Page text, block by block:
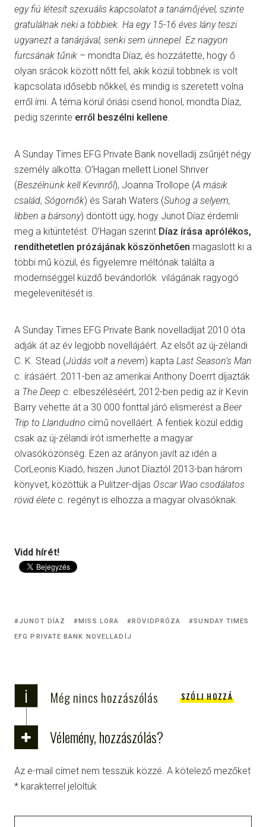
egy fiú létesít szexuális kapcsolatot a tanárnőjével, szinte
gratulálnak neki a többiek. Ha egy 15-16 éves lány teszi
ugyanezt a tanárjával, senki sem ünnepel. Ez nagyon
furcsának tűnik – mondta Díaz, és hozzátette, hogy ő
olyan srácok között nőtt fel, akik közül többnek is volt
kapcsolata idősebb nőkkel, és mindig is szeretett volna
erről írni. A téma körül óriási csend honol, mondta Díaz,
pedig szerinte erről beszélni kellene.
A Sunday Times EFG Private Bank novelladíj zsűrijét négy
személy alkotta: O’Hagan mellett Lionel Shriver
(Beszélnünk kell Kevinről), Joanna Trollope (A másik
család, Sógornők) és Sarah Waters (Suhog a selyem,
libben a bársony) döntött úgy, hogy Junot Díaz érdemli
meg a kitüntetést. O’Hagan szerint Díaz írása aprólékos,
rendíthetetlen prózájának köszönhetően magaslott ki a
többi mű közül, és figyelemre méltónak találta a
modernséggel küzdő bevándorlók világának ragyogó
megelevenítését is.
A Sunday Times EFG Private Bank novelladíjat 2010 óta
adják át az év legjobb novellájáért. Az elsőt az új-zélandi
C. K. Stead (Júdás volt a nevem) kapta Last Season’s Man
c. írásáért. 2011-ben az amerikai Anthony Doerrt díjazták
a The Deep c. elbeszéléséért, 2012-ben pedig az ír Kevin
Barry vehette át a 30 000 fonttal járó elismerést a Beer
Trip to Llandudno című novelláért. A fentiek közül eddig
csak az új-zélandi írót ismerhette a magyar
olvasóközönség. Ezen az arányon javít az idén a
CorLeonis Kiadó, hiszen Junot Díaztól 2013-ban három
könyvet, közöttük a Pulitzer-díjas Oscar Wao csodálatos
rövid élete c. regényt is elhozza a magyar olvasóknak.
Vidd hírét!
JUNOT DÍAZ MISS LORA RÖVIDPRÓZA
SUNDAY TIMES
EFG PRIVATE BANK NOVELLADÍJ
i Még nincs hozzászólás SZÓLJ HOZZÁ
Vélemény, hozzászólás?
Az e-mail címet nem tesszük közzé. A kötelező mezőket
* karakterrel jelöltük